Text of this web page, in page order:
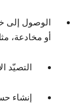
الوصول إلى
أو مخادعة،
التصيّد
إنشاء